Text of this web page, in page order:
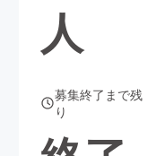
人
募集終了まで残
り